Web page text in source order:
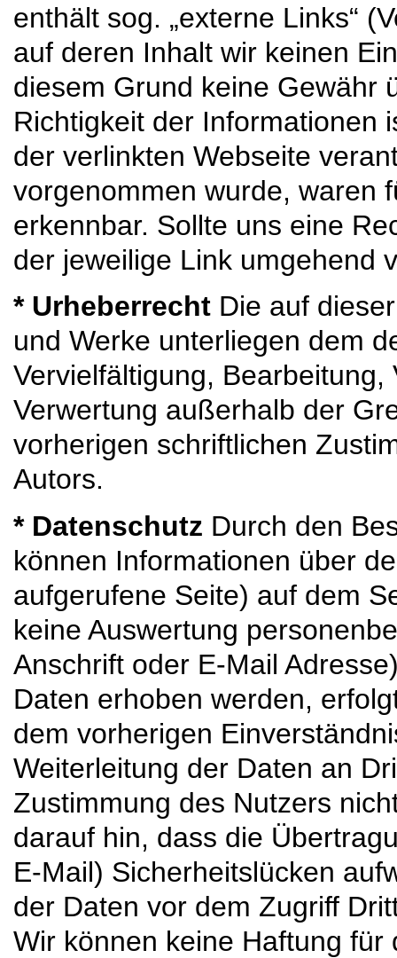
enthält sog. „externe Links“
auf deren Inhalt wir keinen
diesem Grund keine Gewähr
Richtigkeit der Informationen
der verlinkten Webseite
vorgenommen wurde, waren
erkennbar. Sollte uns eine
der jeweilige Link umgehend
* Urheberrecht Die auf
und Werke unterliegen dem
Vervielfältigung,
Verwertung außerhalb der
vorherigen schriftlichen
Autors.
* Datenschutz Durch den
können Informationen über
aufgerufene Seite) auf dem
keine Auswertung
Anschrift oder E-Mail
Daten erhoben werden,
dem vorherigen
Weiterleitung der Daten an
Zustimmung des Nutzers
darauf hin, dass die
E-Mail) Sicherheitslücken
der Daten vor dem Zugriff
Wir können keine Haftung